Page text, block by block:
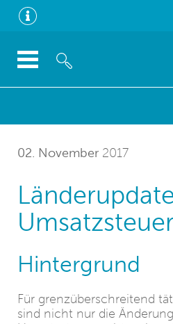
02. November 2017
Umsatzsteuer
Hintergrund
Für grenzüberschreitend
sind nicht nur die